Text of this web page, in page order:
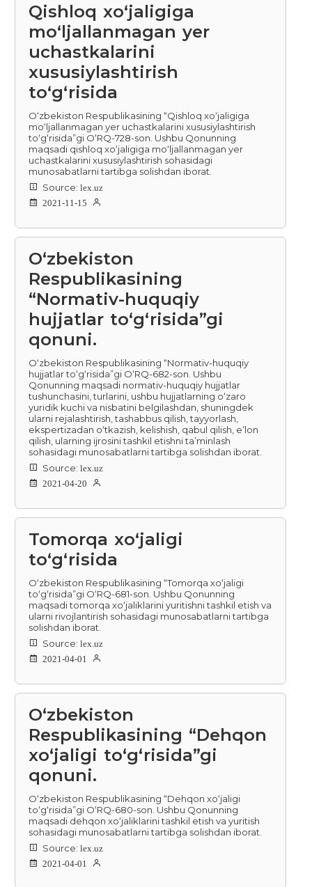
Qishloq xoʻjaligiga
moʻljallanmagan yer
uchastkalarini
xususiylashtirish
toʻgʻrisida
O‘zbekiston Respublikasining “Qishloq xo‘jaligiga
mo‘ljallanmagan yer uchastkalarini xususiylashtirish
to‘g‘risida”gi O‘RQ-728-son. Ushbu Qonunning
maqsadi qishloq xo‘jaligiga mo‘ljallanmagan yer
uchastkalarini xususiylashtirish sohasidagi
munosabatlarni tartibga solishdan iborat.
Source: lex.uz
2021-11-15
O‘zbekiston
Respublikasining
“Normativ-huquqiy
hujjatlar to‘g‘risida”gi
qonuni.
O‘zbekiston Respublikasining “Normativ-huquqiy
hujjatlar to‘g‘risida”gi O‘RQ-682-son. Ushbu
Qonunning maqsadi normativ-huquqiy hujjatlar
tushunchasini, turlarini, ushbu hujjatlarning o‘zaro
yuridik kuchi va nisbatini belgilashdan, shuningdek
ularni rejalashtirish, tashabbus qilish, tayyorlash,
ekspertizadan o‘tkazish, kelishish, qabul qilish, e’lon
qilish, ularning ijrosini tashkil etishni ta’minlash
sohasidagi munosabatlarni tartibga solishdan iborat.
Source: lex.uz
2021-04-20
Tomorqa xoʻjaligi
toʻgʻrisida
O‘zbekiston Respublikasining “Tomorqa xo‘jaligi
to‘g‘risida”gi O‘RQ-681-son. Ushbu Qonunning
maqsadi tomorqa xo‘jaliklarini yuritishni tashkil etish va
ularni rivojlantirish sohasidagi munosabatlarni tartibga
solishdan iborat.
Source: lex.uz
2021-04-01
O‘zbekiston
Respublikasining “Dehqon
xo‘jaligi to‘g‘risida”gi
qonuni.
O‘zbekiston Respublikasining “Dehqon xo‘jaligi
to‘g‘risida”gi O‘RQ-680-son. Ushbu Qonunning
maqsadi dehqon xo‘jaliklarini tashkil etish va yuritish
sohasidagi munosabatlarni tartibga solishdan iborat.
Source: lex.uz
2021-04-01